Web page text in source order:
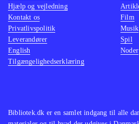
Spillet hører til i toppen af de
Anime-baserede spil, og kan
bedst sammenlignes med de to
forgængere i serien, og her
dette 3. spil med mange gode
disse Anime/Manga-baserede
Bibliotek.dk er en samlet indgang til alle
Hjælp og vejledning
Kontakt os
Privatlivspolitik
Leverandører
English
Tilgængelighedserklæring
Film
Musik
Spil
Noder